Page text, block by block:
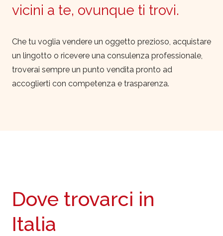
vicini a te, ovunque ti trovi.
Che tu voglia vendere un oggetto prezioso, acquistare
un lingotto o ricevere una consulenza professionale,
troverai sempre un punto vendita pronto ad
accoglierti con competenza e trasparenza.
Dove trovarci in
Italia